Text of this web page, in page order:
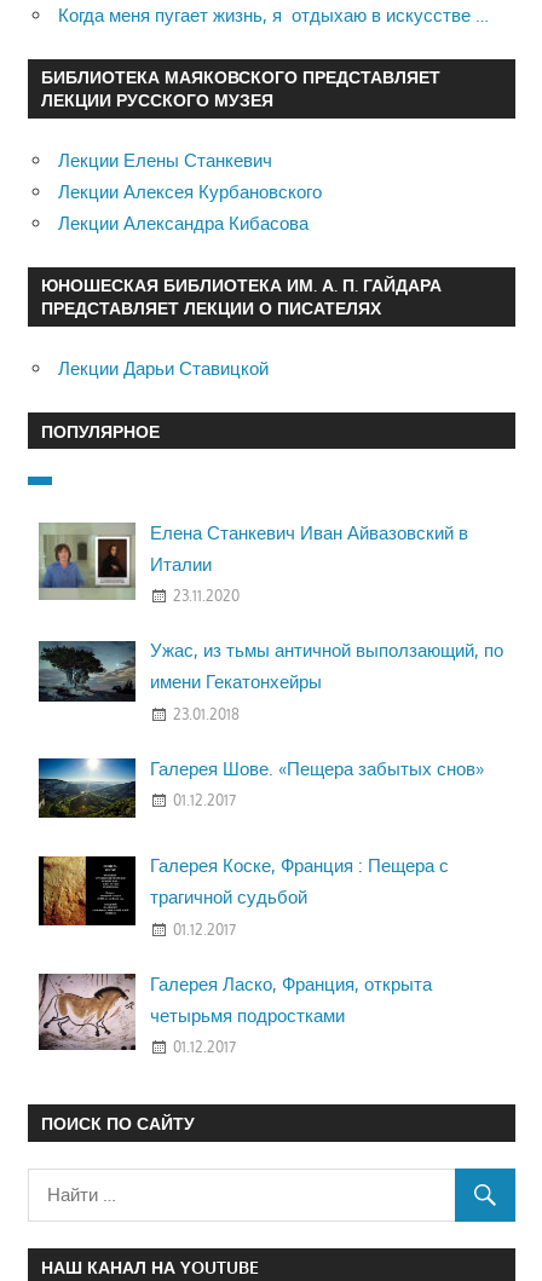
Когда меня пугает жизнь, я отдыхаю в искусстве …
БИБЛИОТЕКА МАЯКОВСКОГО ПРЕДСТАВЛЯЕТ
ЛЕКЦИИ РУССКОГО МУЗЕЯ
Лекции Елены Станкевич
Лекции Алексея Курбановского
Лекции Александра Кибасова
ЮНОШЕСКАЯ БИБЛИОТЕКА ИМ. А. П. ГАЙДАРА
ПРЕДСТАВЛЯЕТ ЛЕКЦИИ О ПИСАТЕЛЯХ
Лекции Дарьи Ставицкой
ПОПУЛЯРНОЕ
Елена Станкевич Иван Айвазовский в
Италии
23.11.2020
Ужас, из тьмы античной выползающий, по
имени Гекатонхейры
23.01.2018
Галерея Шове. «Пещера забытых снов»
01.12.2017
Галерея Коске, Франция : Пещера с
трагичной судьбой
01.12.2017
Галерея Ласко, Франция, открыта
четырьмя подростками
01.12.2017
ПОИСК ПО САЙТУ
НАШ КАНАЛ НА YOUTUBE